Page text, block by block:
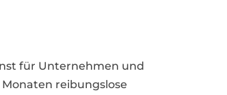
für Unternehmen und
reibungslose